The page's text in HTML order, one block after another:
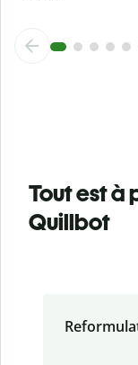
Tout est à
Quillbot